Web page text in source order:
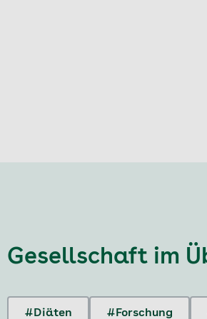
Gesellschaft im
#Diäten #Forschung